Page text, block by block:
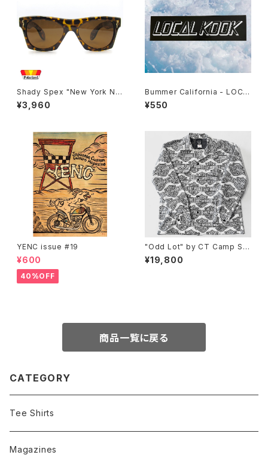
Shady Spex "New York Nig
ht Train-“Ready Teddy" su
nglasses, tortoise/Polariz
¥3,960
Bummer California - LOCA
L KOOK STICKER
¥550
YENC issue #19
¥600
40%OFF
"Odd Lot" by CT Camp Shi
rt, y2k H-D 60/40
¥19,800
商品一覧に戻る
CATEGORY
Tee Shirts
Magazines